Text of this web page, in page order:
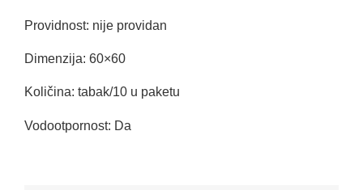
Providnost: nije providan
Dimenzija: 60×60
Količina: tabak/10 u paketu
Vodootpornost: Da